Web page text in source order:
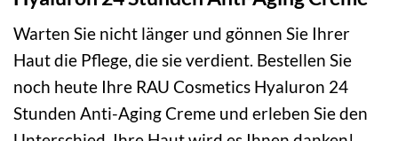
Warten Sie nicht länger und gönnen Sie Ihrer
Haut die Pflege, die sie verdient. Bestellen Sie
noch heute Ihre RAU Cosmetics Hyaluron 24
Stunden Anti-Aging Creme und erleben Sie den